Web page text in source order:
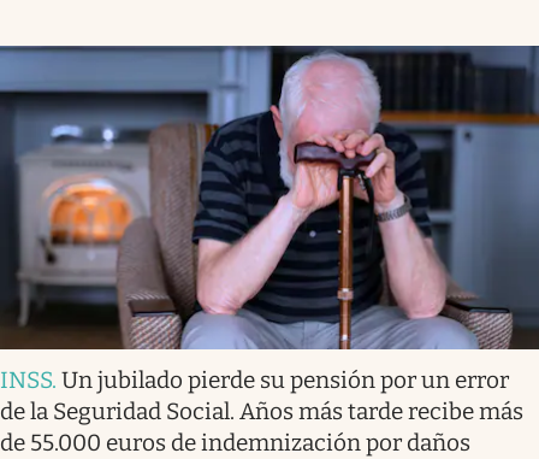
INSS. Un jubilado pierde su pensión por un error
de la Seguridad Social. Años más tarde recibe más
de 55.000 euros de indemnización por daños